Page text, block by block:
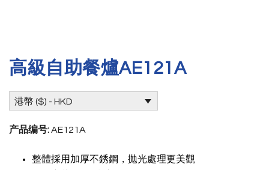
高級自助餐爐AE121A
港幣 ($) - HKD
产品编号:AE121A
整體採用加厚不銹鋼，拋光處理更美觀